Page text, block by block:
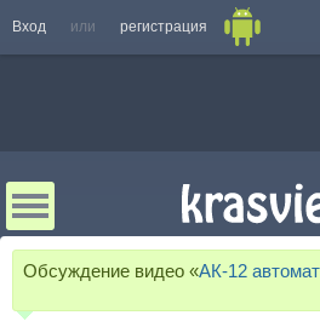
Вход или регистрация
Обсуждение видео «АК-12